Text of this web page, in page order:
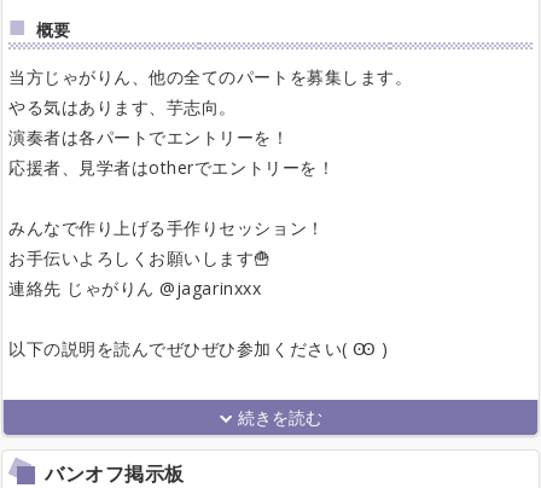
概要
当方じゃがりん、他の全てのパートを募集します。
やる気はあります、芋志向。
演奏者は各パートでエントリーを！
応援者、見学者はotherでエントリーを！
みんなで作り上げる手作りセッション！
お手伝いよろしくお願いします🍟
連絡先 じゃがりん @jagarinxxx
以下の説明を読んでぜひぜひ参加ください( Ꙭ )
バンオフ掲示板